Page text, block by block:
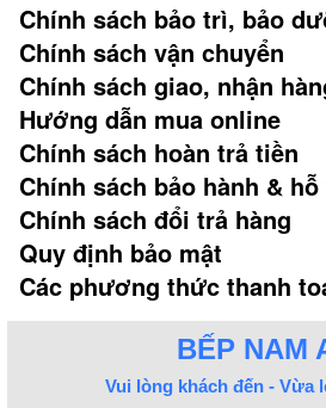
Chính sách bảo trì, bảo
Chính sách vận chuyển
Chính sách giao, nhận
Hướng dẫn mua online
Chính sách hoàn trả tiền
Chính sách bảo hành &
Chính sách đổi trả hàng
Quy định bảo mật
Các phương thức thanh
BẾP NAM
Vui lòng khách đến - Vừa